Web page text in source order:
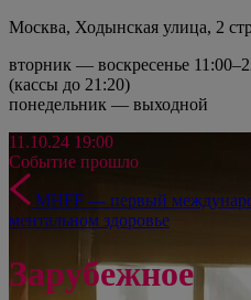
Москва, Ходынская улица, 2
вторник — воскресенье
(кассы до 21:20)
понедельник — выходной
11.10.24 19:00
Событие прошло
MHFF — первый
ментальном здоровье
Зарубежное